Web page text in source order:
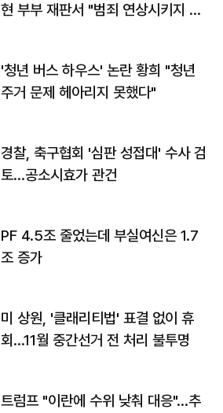
현 부부 재판서 "범죄 연상시키지 말
'청년 버스 하우스' 논란 황희 "청년
주거 문제 헤아리지 못했다"
경찰, 축구협회 '심판 성접대' 수사 검
토…공소시효가 관건
PF 4.5조 줄었는데 부실여신은 1.7
조 증가
미 상원, '클래리티법' 표결 없이 휴
회…11월 중간선거 전 처리 불투명
트럼프 "이란에 수위 낮춰 대응"…추